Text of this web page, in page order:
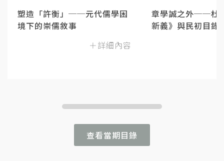
塑造「許衡」──元代儒學困
境下的崇儒敘事
＋詳細內容
章學誠之外──杜
新義》與民初目錄
查看當期目錄